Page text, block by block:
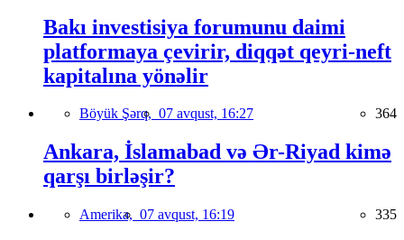
Bakı investisiya forumunu daimi
platformaya çevirir, diqqət qeyri-neft
kapitalına yönəlir
Böyük Şərq, 07 avqust, 16:27 364
Ankara, İslamabad və Ər-Riyad kimə
qarşı birləşir?
Amerika, 07 avqust, 16:19 335